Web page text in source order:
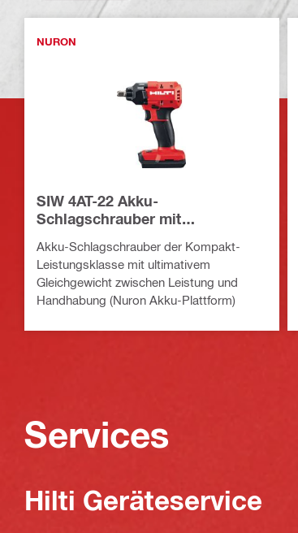
NURON
SIW 4AT-22 Akku-
Schlagschrauber mit
Akku-Schlagschrauber der Kompakt-
Leistungsklasse mit ultimativem
Gleichgewicht zwischen Leistung und
Handhabung (Nuron Akku-Plattform)
Services
Hilti Geräteservice